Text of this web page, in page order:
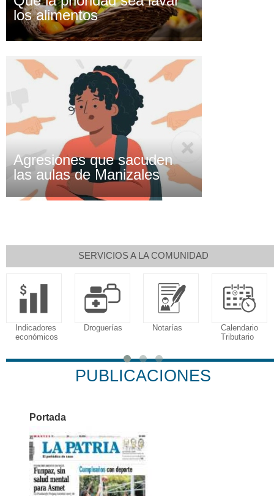
los alimentos
Agresiones que sacuden
las aulas de Manizales
SERVICIOS A LA COMUNIDAD
Indicadores
económicos
Droguerías Notarías
Calendario
Tributario
PUBLICACIONES
Portada